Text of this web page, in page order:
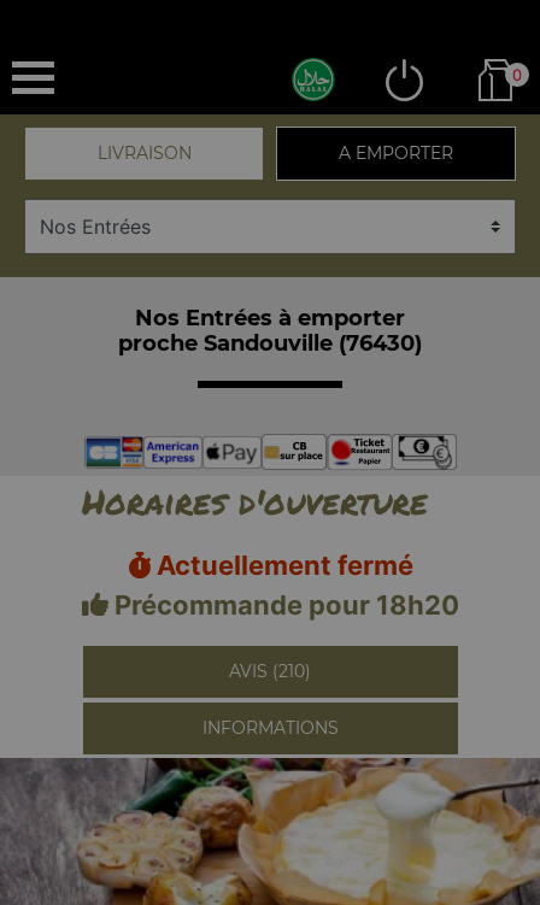
0
LIVRAISON A EMPORTER
Nos Entrées à emporter
proche Sandouville (76430)
Horaires d'ouverture
Actuellement fermé
Précommande pour 18h20
AVIS (210)
INFORMATIONS